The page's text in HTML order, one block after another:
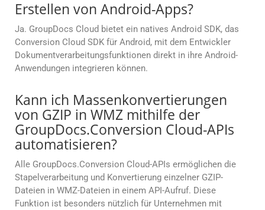
Erstellen von Android-Apps?
Ja. GroupDocs Cloud bietet ein natives Android SDK, das
Conversion Cloud SDK für Android, mit dem Entwickler
Dokumentverarbeitungsfunktionen direkt in ihre Android-
Anwendungen integrieren können.
Kann ich Massenkonvertierungen
von GZIP in WMZ mithilfe der
GroupDocs.Conversion Cloud-APIs
automatisieren?
Alle GroupDocs.Conversion Cloud-APIs ermöglichen die
Stapelverarbeitung und Konvertierung einzelner GZIP-
Dateien in WMZ-Dateien in einem API-Aufruf. Diese
Funktion ist besonders nützlich für Unternehmen mit